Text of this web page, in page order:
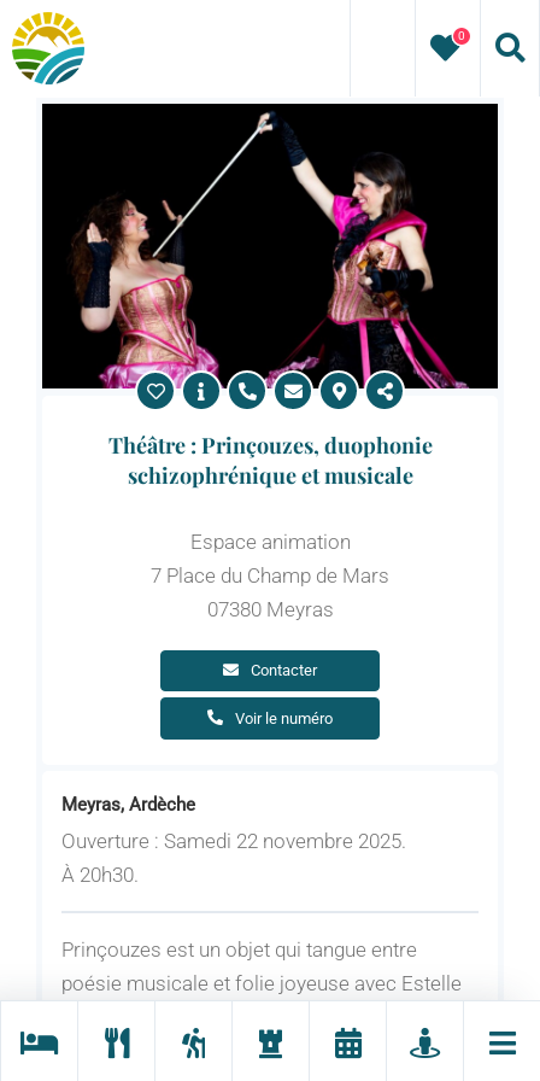
Passer
au
contenu
0
Théâtre : Prinçouzes, duophonie
schizophrénique et musicale
Espace animation
7 Place du Champ de Mars
07380 Meyras
Contacter
Voir le numéro
Meyras, Ardèche
Ouverture : Samedi 22 novembre 2025.
À 20h30.
Prinçouzes est un objet qui tangue entre
poésie musicale et folie joyeuse avec Estelle
Spectacle de la Cie des Bulles et des grains